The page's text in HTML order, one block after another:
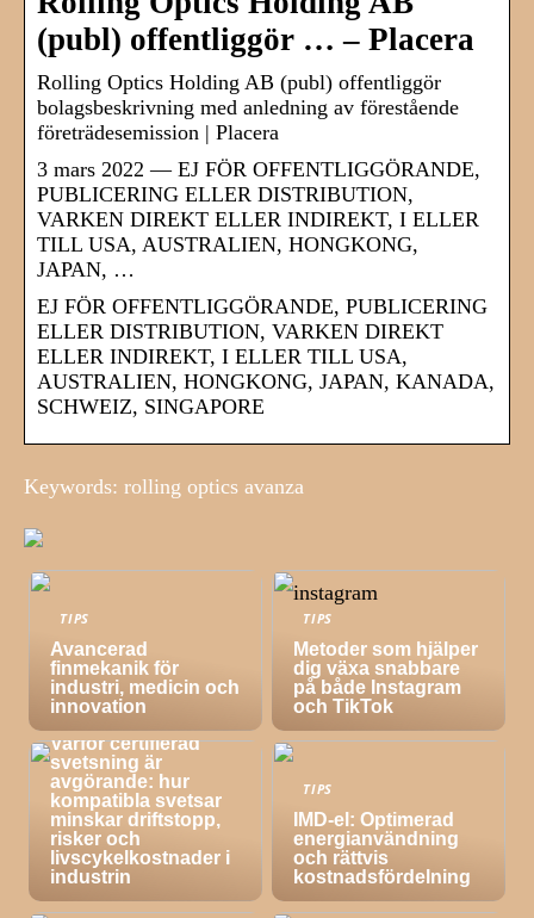
(publ) offentliggör … – Placera
Rolling Optics Holding AB (publ) offentliggör
bolagsbeskrivning med anledning av förestående
företrädesemission | Placera
3 mars 2022 — EJ FÖR OFFENTLIGGÖRANDE,
PUBLICERING ELLER DISTRIBUTION,
VARKEN DIREKT ELLER INDIREKT, I ELLER
TILL USA, AUSTRALIEN, HONGKONG,
JAPAN, …
EJ FÖR OFFENTLIGGÖRANDE, PUBLICERING
ELLER DISTRIBUTION, VARKEN DIREKT
ELLER INDIREKT, I ELLER TILL USA,
AUSTRALIEN, HONGKONG, JAPAN, KANADA,
SCHWEIZ, SINGAPORE
Keywords: rolling optics avanza
TIPS
Avancerad
finmekanik för
industri, medicin och
innovation
TIPS
Metoder som hjälper
dig växa snabbare
på både Instagram
och TikTok
TIPS
Varför certifierad
svetsning är
avgörande: hur
kompatibla svetsar
minskar driftstopp,
risker och
livscykelkostnader i
industrin
TIPS
IMD-el: Optimerad
energianvändning
och rättvis
kostnadsfördelning